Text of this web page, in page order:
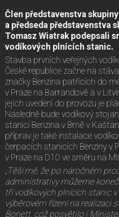
Člen představenstva
a předseda představenstva
Tomasz Wiatrak podepsali
vodíkových plnících stanic.
Stavba prvních veřejných
České republice začne na
značky Benzina patřících do
v Praze na Barrandově a v
jejich uvedení do provozu je
Následně bude vodíkový
stanici Benzina v Brně v
příprav je také instalace
čerpacích stanicích Benziny v
v Praze na D10 ve směru na
„Těší mě, že po náročném
administrativy můžeme
tří vodíkových plnících stanic
výběrovém řízení na realizaci
Bonett, což posvětilo i